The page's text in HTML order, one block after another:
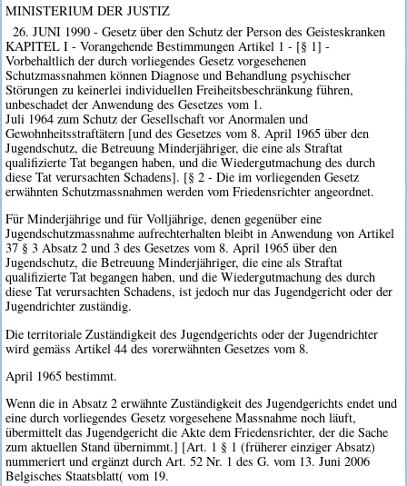
MINISTERIUM DER JUSTIZ
26. JUNI 1990 - Gesetz über den Schutz der Person des Geisteskranken
KAPITEL I - Vorangehende Bestimmungen Artikel 1 - [§ 1] -
Vorbehaltlich der durch vorliegendes Gesetz vorgesehenen
Schutzmassnahmen können Diagnose und Behandlung psychischer
Störungen zu keinerlei individuellen Freiheitsbeschränkung führen,
unbeschadet der Anwendung des Gesetzes vom 1.
Juli 1964 zum Schutz der Gesellschaft vor Anormalen und
Gewohnheitsstraftätern [und des Gesetzes vom 8. April 1965 über den
Jugendschutz, die Betreuung Minderjähriger, die eine als Straftat
qualifizierte Tat begangen haben, und die Wiedergutmachung des durch
diese Tat verursachten Schadens]. [§ 2 - Die im vorliegenden Gesetz
erwähnten Schutzmassnahmen werden vom Friedensrichter angeordnet.
Für Minderjährige und für Volljährige, denen gegenüber eine
Jugendschutzmassnahme aufrechterhalten bleibt in Anwendung von Artikel
37 § 3 Absatz 2 und 3 des Gesetzes vom 8. April 1965 über den
Jugendschutz, die Betreuung Minderjähriger, die eine als Straftat
qualifizierte Tat begangen haben, und die Wiedergutmachung des durch
diese Tat verursachten Schadens, ist jedoch nur das Jugendgericht oder der
Jugendrichter zuständig.
Die territoriale Zuständigkeit des Jugendgerichts oder der Jugendrichter
wird gemäss Artikel 44 des vorerwähnten Gesetzes vom 8.
April 1965 bestimmt.
Wenn die in Absatz 2 erwähnte Zuständigkeit des Jugendgerichts endet und
eine durch vorliegendes Gesetz vorgesehene Massnahme noch läuft,
übermittelt das Jugendgericht die Akte dem Friedensrichter, der die Sache
zum aktuellen Stand übernimmt.] [Art. 1 § 1 (früherer einziger Absatz)
nummeriert und ergänzt durch Art. 52 Nr. 1 des G. vom 13. Juni 2006
Belgisches Staatsblatt( vom 19.